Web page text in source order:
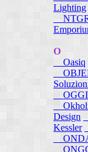
Lighting
O
Oasiq
OGGI
Design
Kessler